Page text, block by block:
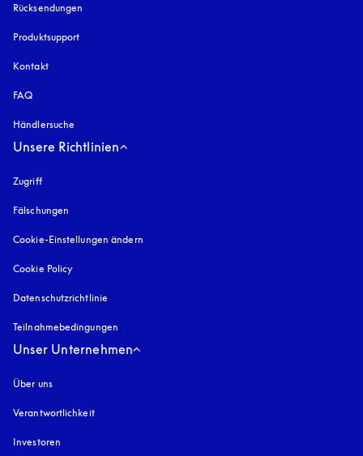
Rücksendungen
Produktsupport
Kontakt
FAQ
Händlersuche
Unsere Richtlinien
Zugrifföffnet sich in einem neuen Tab
Fälschungen
Cookie-Einstellungen ändern
Cookie Policy
Datenschutzrichtlinie
Teilnahmebedingungen
Unser Unternehmen
Über uns
Verantwortlichkeit
Investoren